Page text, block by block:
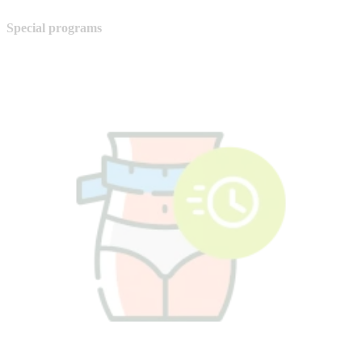
Special programs